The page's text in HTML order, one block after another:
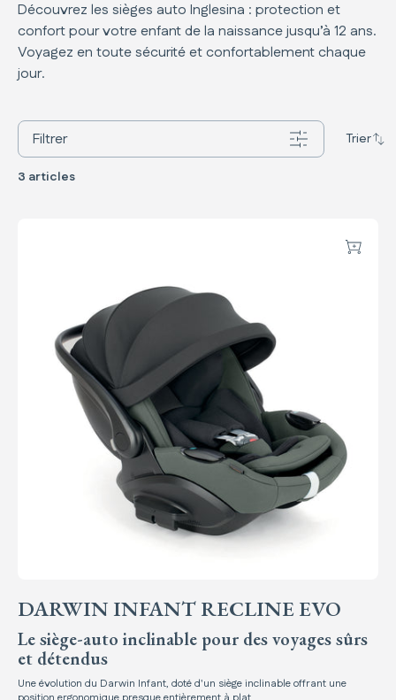
Découvrez les sièges auto Inglesina : protection et
confort pour votre enfant de la naissance jusqu’à 12 ans.
Voyagez en toute sécurité et confortablement chaque
jour.
Filtrer Trier
3 articles
Ajouter
DARWIN INFANT RECLINE EVO
Le siège-auto inclinable pour des voyages sûrs
et détendus
Une évolution du Darwin Infant, doté d'un siège inclinable offrant une